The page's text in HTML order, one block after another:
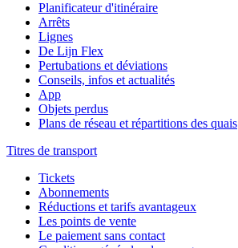
Planificateur d'itinéraire
Arrêts
Lignes
De Lijn Flex
Pertubations et déviations
Conseils, infos et actualités
App
Objets perdus
Plans de réseau et répartitions des quais
Titres de transport
Tickets
Abonnements
Réductions et tarifs avantageux
Les points de vente
Le paiement sans contact